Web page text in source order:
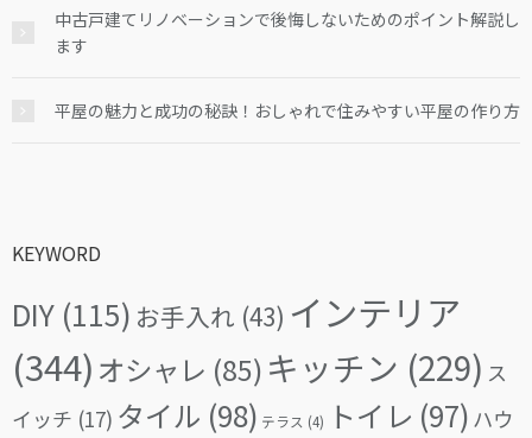
中古戸建てリノベーションで後悔しないためのポイント解説し
ます
平屋の魅力と成功の秘訣！おしゃれで住みやすい平屋の作り方
KEYWORD
DIY (115) お手入れ (43) インテリア
(344) オシャレ (85) キッチン (229) ス
イッチ (17) タイル (98) テラス (4) トイレ (97) ハウ